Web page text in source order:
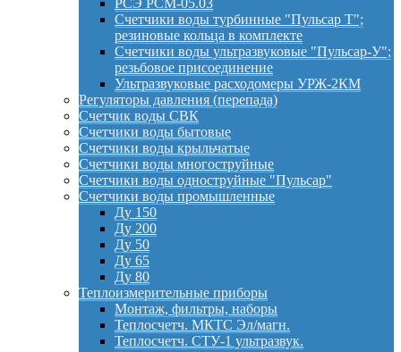
РСЭ РСМ-05.03
Счетчики воды турбинные "Пульсар Т";
резиновые кольца в комплекте
Счетчики воды ультразвуковые "Пульсар-У";
резьбовое присоединение
Ультразвуковые расходомеры УРЖ-2КМ
Регуляторы давления (перепада)
Счетчик воды СВК
Счетчики воды бытовые
Счетчики воды крыльчатые
Счетчики воды многоструйные
Счетчики воды одноструйные "Пульсар"
Счетчики воды промышленные
Ду 150
Ду 200
Ду 50
Ду 65
Ду 80
Теплоизмерительные приборы
Монтаж, фильтры, наборы
Теплосчетч. МКТС Эл/магн.
Теплосчетч. СТУ-1 ультразвук.